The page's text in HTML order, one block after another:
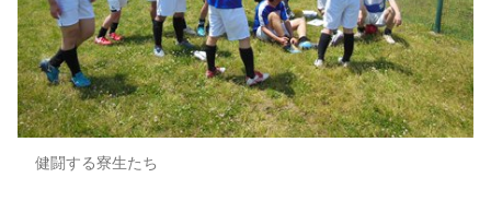
健闘する寮生たち